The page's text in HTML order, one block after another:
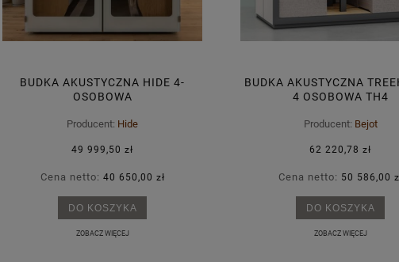
BUDKA AKUSTYCZNA HIDE 4-
OSOBOWA
Producent: Hide
49 999,50 zł
Cena netto: 40 650,00 zł
DO KOSZYKA
ZOBACZ WIĘCEJ
BUDKA AKUSTYCZNA
4 OSOBOWA TH4
Producent: Bejot
62 220,78 zł
Cena netto: 50 586,00
DO KOSZYKA
ZOBACZ WIĘCEJ